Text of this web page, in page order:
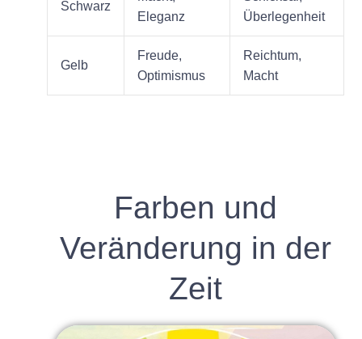
Schwarz
Eleganz
Überlegenheit
Gelb
Freude,
Optimismus
Reichtum,
Macht
Farben und
Veränderung in der
Zeit